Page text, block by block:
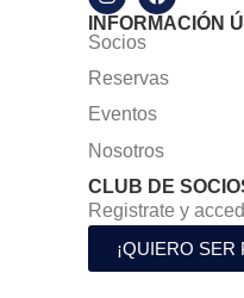
INFORMACIÓN
Socios
Reservas
Eventos
Nosotros
CLUB DE
Registrate y
¡QUIERO SER